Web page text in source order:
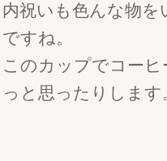
内祝いも色んな物
ですね。
このカップでコー
っと思ったりします